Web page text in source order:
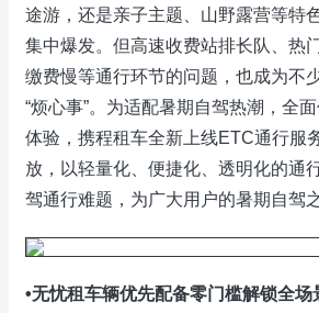
途游，还是亲子主题、山野露营等特
集中爆发。但高速收费站排长队、热
缴费慢等通行环节的问题，也成为不
“烦心事”。为适配暑期自驾热潮，全
体验，携程租车全新上线ETC通行服
放，以轻量化、便捷化、透明化的通
驾通行难题，为广大用户的暑期自驾
•无忧租车辆优先配备零门槛解锁全场